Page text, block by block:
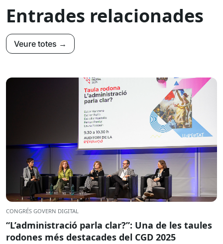
Entrades relacionades
Veure totes →
CONGRÉS GOVERN DIGITAL
“L’administració parla clar?”: Una de les taules
rodones més destacades del CGD 2025